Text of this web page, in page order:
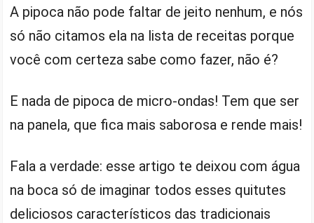
A pipoca não pode faltar de jeito nenhum, e nós
só não citamos ela na lista de receitas porque
você com certeza sabe como fazer, não é?
E nada de pipoca de micro-ondas! Tem que ser
na panela, que fica mais saborosa e rende mais!
Fala a verdade: esse artigo te deixou com água
na boca só de imaginar todos esses quitutes
deliciosos característicos das tradicionais